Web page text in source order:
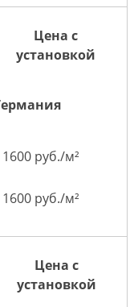
Цена с
установкой
1600 руб./м²
1600 руб./м²
Цена с
установкой